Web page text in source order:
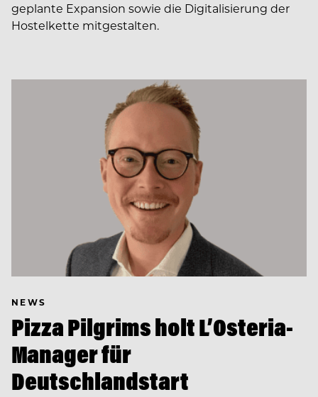
geplante Expansion sowie die Digitalisierung der
Hostelkette mitgestalten.
NEWS
Pizza Pilgrims holt L’Osteria-
Manager für
Deutschlandstart